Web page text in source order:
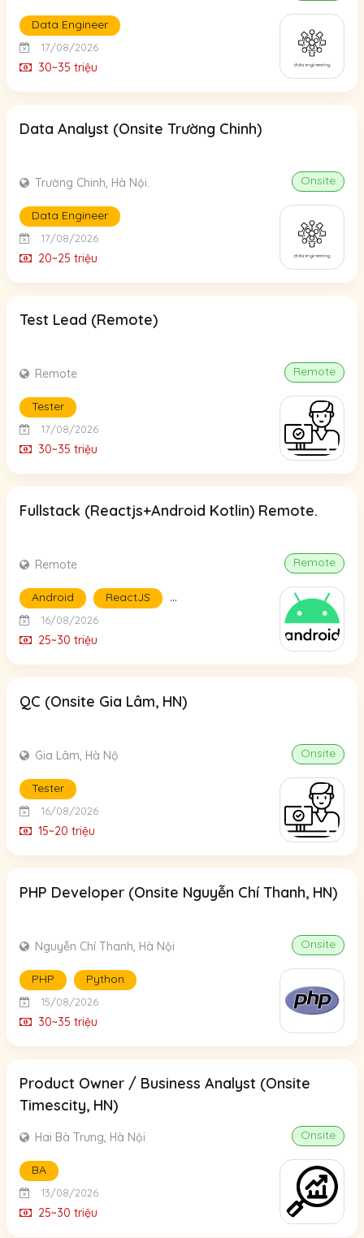
Data Engineer
17/08/2026
30~35 triệu
Data Analyst (Onsite Trường Chinh)
Trường Chinh, Hà Nội. Onsite
Data Engineer
17/08/2026
20~25 triệu
Test Lead (Remote)
Remote Remote
Tester
17/08/2026
30~35 triệu
Fullstack (Reactjs+Android Kotlin) Remote.
Remote Remote
Android ReactJS ...
16/08/2026
25~30 triệu
QC (Onsite Gia Lâm, HN)
Gia Lâm, Hà Nộ Onsite
Tester
16/08/2026
15~20 triệu
PHP Developer (Onsite Nguyễn Chí Thanh, HN)
Nguyễn Chí Thanh, Hà Nội Onsite
PHP Python
15/08/2026
30~35 triệu
Product Owner / Business Analyst (Onsite
Timescity, HN)
Hai Bà Trưng, Hà Nội Onsite
BA
13/08/2026
25~30 triệu